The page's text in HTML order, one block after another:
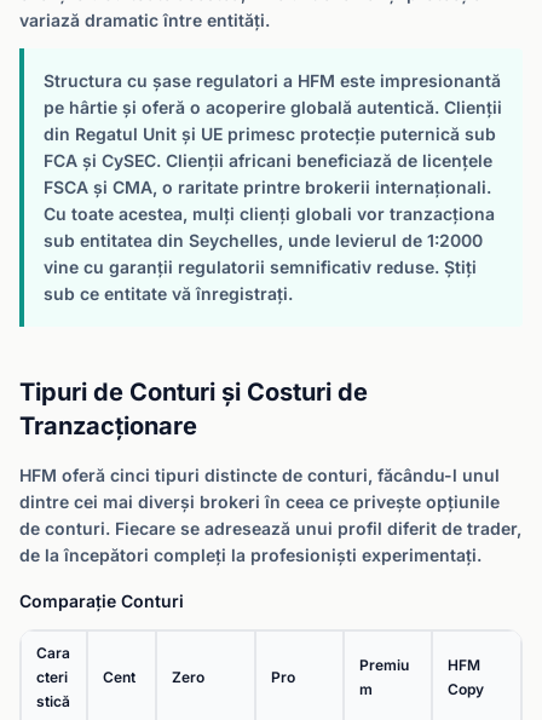
variază dramatic între entități.
Structura cu șase regulatori a HFM este impresionantă
pe hârtie și oferă o acoperire globală autentică. Clienții
din Regatul Unit și UE primesc protecție puternică sub
FCA și CySEC. Clienții africani beneficiază de licențele
FSCA și CMA, o raritate printre brokerii internaționali.
Cu toate acestea, mulți clienți globali vor tranzacționa
sub entitatea din Seychelles, unde levierul de 1:2000
vine cu garanții regulatorii semnificativ reduse. Știți
sub ce entitate vă înregistrați.
Tipuri de Conturi și Costuri de
Tranzacționare
HFM oferă cinci tipuri distincte de conturi, făcându-l unul
dintre cei mai diverși brokeri în ceea ce privește opțiunile
de conturi. Fiecare se adresează unui profil diferit de trader,
de la începători compleți la profesioniști experimentați.
Comparație Conturi
Cara
cteri
stică
Cent Zero Pro
Premiu
m
HFM
Copy